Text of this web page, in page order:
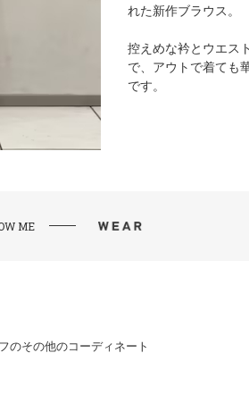
れた新作ブラウス。
控えめな衿とウエス
で、アウトで着ても
です。
ME
のその他のコーディネート